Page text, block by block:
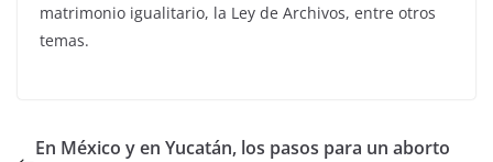
matrimonio igualitario, la Ley de Archivos, entre otros
temas.
En México y en Yucatán, los pasos para un aborto